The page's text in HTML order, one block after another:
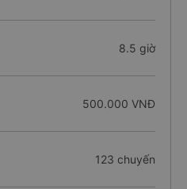
8.5 giờ
500.000 VNĐ
123 chuyến